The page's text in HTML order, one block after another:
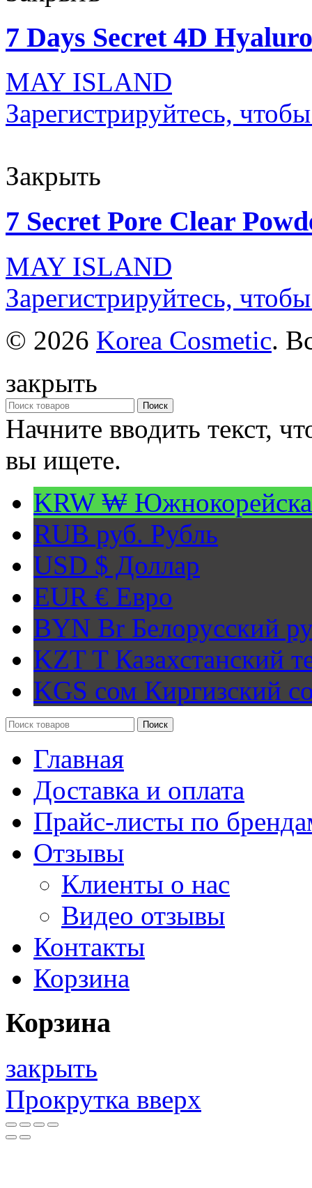
7 Days Secret 4D
MAY ISLAND
Зарегистрируйтесь,
Закрыть
7 Secret Pore Clear
MAY ISLAND
Зарегистрируйтесь,
© 2026 Korea Cosmetic.
закрыть
Поиск
Начните вводить текст,
вы ищете.
KRW ₩
RUB руб. Рубль
USD $ Доллар
EUR € Евро
BYN Br Белорусский
KZT TКазахстанский
KGS сом Киргизский
Поиск
Главная
Доставка и оплата
Прайс-листы по
Отзывы
Клиенты о нас
Видео отзывы
Контакты
Корзина
Корзина
закрыть
Прокрутка вверх